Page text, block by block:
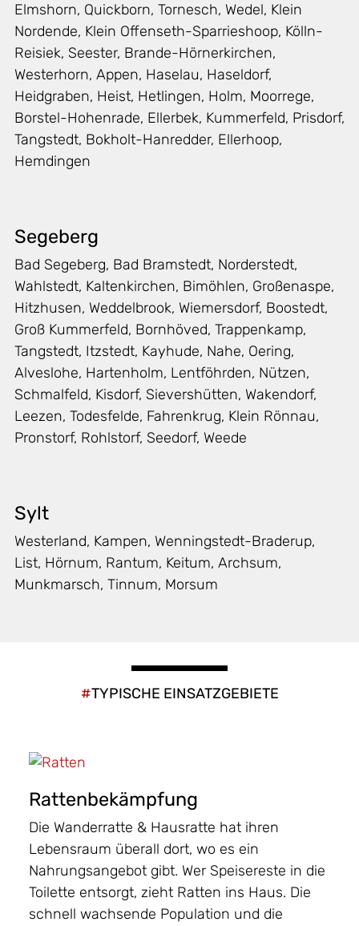
Elmshorn, Quickborn, Tornesch, Wedel, Klein
Nordende, Klein Offenseth-Sparrieshoop, Kölln-
Reisiek, Seester, Brande-Hörnerkirchen,
Westerhorn, Appen, Haselau, Haseldorf,
Heidgraben, Heist, Hetlingen, Holm, Moorrege,
Borstel-Hohenrade, Ellerbek, Kummerfeld, Prisdorf,
Tangstedt, Bokholt-Hanredder, Ellerhoop,
Hemdingen
Segeberg
Bad Segeberg, Bad Bramstedt, Norderstedt,
Wahlstedt, Kaltenkirchen, Bimöhlen, Großenaspe,
Hitzhusen, Weddelbrook, Wiemersdorf, Boostedt,
Groß Kummerfeld, Bornhöved, Trappenkamp,
Tangstedt, Itzstedt, Kayhude, Nahe, Oering,
Alveslohe, Hartenholm, Lentföhrden, Nützen,
Schmalfeld, Kisdorf, Sievershütten, Wakendorf,
Leezen, Todesfelde, Fahrenkrug, Klein Rönnau,
Pronstorf, Rohlstorf, Seedorf, Weede
Sylt
Westerland, Kampen, Wenningstedt-Braderup,
List, Hörnum, Rantum, Keitum, Archsum,
Munkmarsch, Tinnum, Morsum
#TYPISCHE EINSATZGEBIETE
Rattenbekämpfung
Die Wanderratte & Hausratte hat ihren
Lebensraum überall dort, wo es ein
Nahrungsangebot gibt. Wer Speisereste in die
Toilette entsorgt, zieht Ratten ins Haus. Die
schnell wachsende Population und die